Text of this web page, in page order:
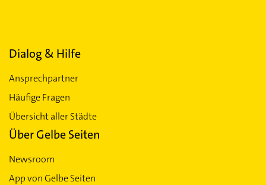
Dialog & Hilfe
Ansprechpartner
Häufige Fragen
Übersicht aller Städte
Über Gelbe Seiten
Newsroom
App von Gelbe Seiten